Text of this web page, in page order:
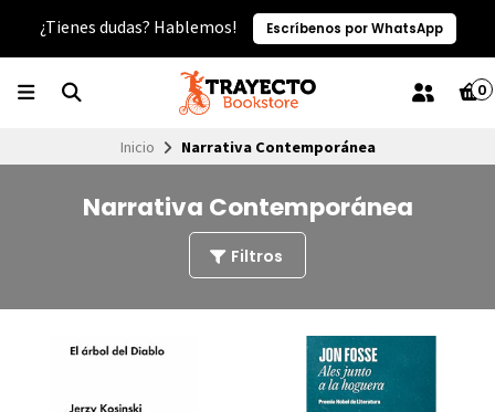
¿Tienes dudas? Hablemos! Escríbenos por WhatsApp
0
Inicio Narrativa Contemporánea
Narrativa Contemporánea
Filtros